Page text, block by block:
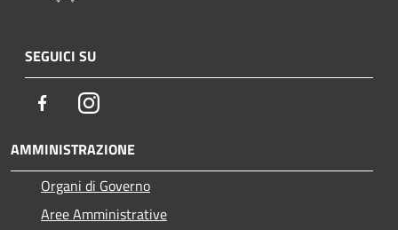
SEGUICI SU
FacebookInstagram
AMMINISTRAZIONE
Organi di Governo
Aree Amministrative